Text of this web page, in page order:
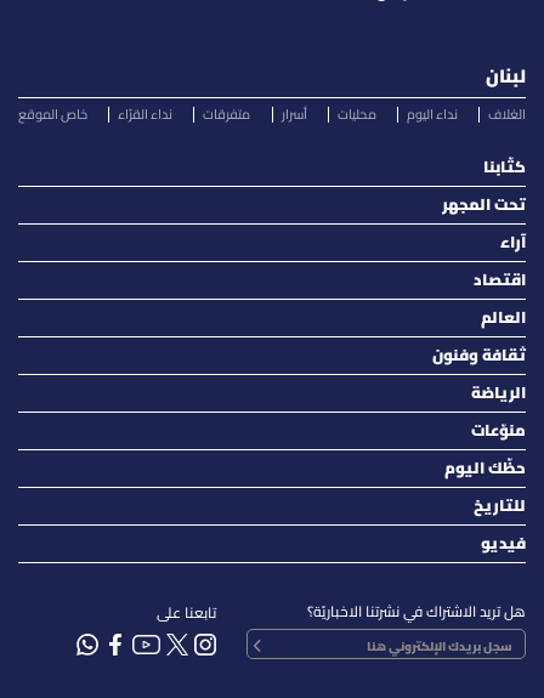
لبنان
الغلاف نداء اليوم محليات أسرار متفرقات نداء القرّاء خاص الموقع
كتّابنا
تحت المجهر
آراء
اقتصاد
العالم
ثقافة وفنون
الرياضة
منوّعات
حظّك اليوم
للتاريخ
فيديو
هل تريد الاشتراك في نشرتنا الاخباريّة؟ تابعنا على